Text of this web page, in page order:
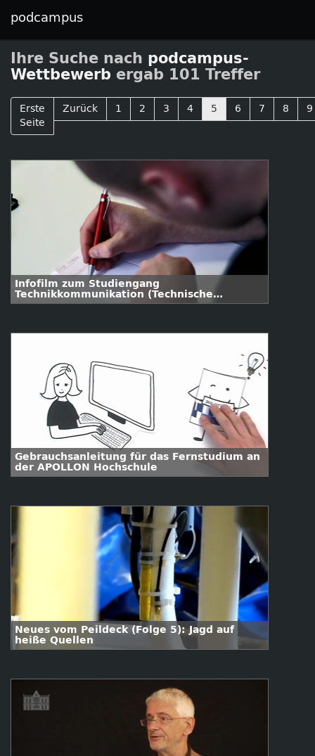
podcampus
Ihre Suche nach podcampus-
Wettbewerb ergab 101 Treffer
Erste
Seite
Zurück 1 2 3 4 5 6 7 8 9
Infofilm zum Studiengang
Technikkommunikation (Technische
Redaktion)
Gebrauchsanleitung für das Fernstudium an
der APOLLON Hochschule
Neues vom Peildeck (Folge 5): Jagd auf
heiße Quellen